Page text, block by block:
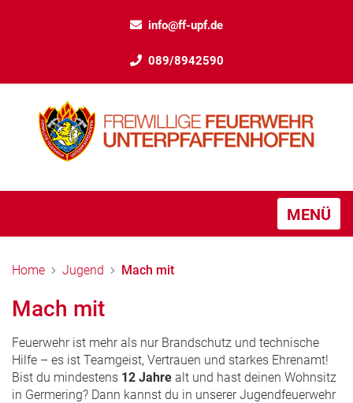
info@ff-upf.de
089/8942590
MENÜ
Home Jugend Mach mit
Mach mit
Feuerwehr ist mehr als nur Brandschutz und technische
Hilfe – es ist Teamgeist, Vertrauen und starkes Ehrenamt!
Bist du mindestens 12 Jahre alt und hast deinen Wohnsitz
in Germering? Dann kannst du in unserer Jugendfeuerwehr